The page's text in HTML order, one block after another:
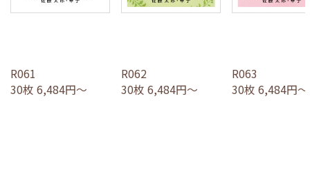
R061
30枚 6,484円～
R062
30枚 6,484円～
R063
30枚 6,484円～